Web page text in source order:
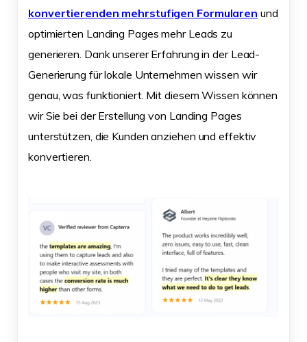
konvertierenden mehrstufigen Formularen und
optimierten Landing Pages mehr Leads zu
generieren. Dank unserer Erfahrung in der Lead-
Generierung für lokale Unternehmen wissen wir
genau, was funktioniert. Mit diesem Wissen können
wir Sie bei der Erstellung von Landing Pages
unterstützen, die Kunden anziehen und effektiv
konvertieren.